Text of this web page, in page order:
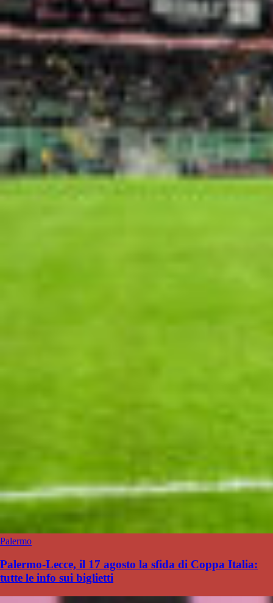
Palermo
Palermo-Lecce, il 17 agosto la sfida di Coppa Italia:
tutte le info sui biglietti